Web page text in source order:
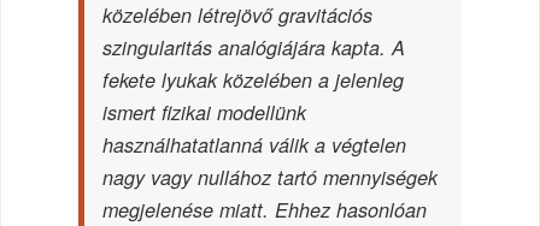
közelében létrejövő gravitációs
szingularitás analógiájára kapta. A
fekete lyukak közelében a jelenleg
ismert fizikai modellünk
használhatatlanná válik a végtelen
nagy vagy nullához tartó mennyiségek
megjelenése miatt. Ehhez hasonlóan